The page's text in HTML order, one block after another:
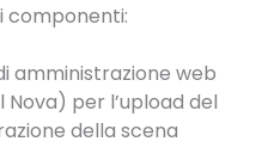
componenti:
amministrazione web
per l’upload del
della scena